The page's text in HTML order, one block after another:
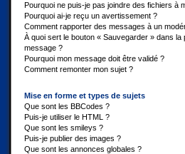
Pourquoi ne puis-je pas joindre des fichiers à
Pourquoi ai-je reçu un avertissement ?
Comment rapporter des messages à un
À quoi sert le bouton « Sauvegarder » dans la
message ?
Pourquoi mon message doit être validé ?
Comment remonter mon sujet ?
Mise en forme et types de sujets
Que sont les BBCodes ?
Puis-je utiliser le HTML ?
Que sont les smileys ?
Puis-je publier des images ?
Que sont les annonces globales ?